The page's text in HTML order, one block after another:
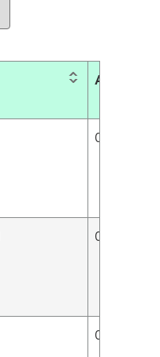
Arbor
0.813 mm
0.914 mm
0.813 mm